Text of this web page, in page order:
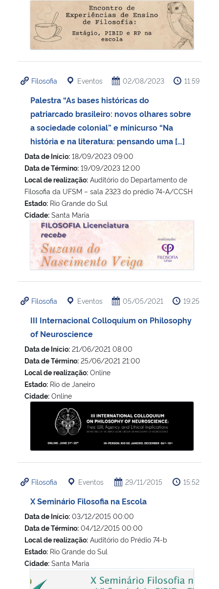
Gabinete de Segurança Institucional
Advocacia-Geral da União
Planalto
Encontro de Experiências de Ensino de Filosofia: Estágio,
Filosofia Eventos 02/08/2023 11:59
Palestra “As bases históricas do
patriarcado brasileiro: novos olhares sobre
a sociedade colonial” e minicurso “Na
história e na literatura: pensando uma […]
Data de Início: 18/09/2023 09:00
Data de Término: 19/09/2023 12:00
Local de realização: Auditório do Departamento de
Filosofia da UFSM – sala 2323 do prédio 74-A/CCSH
Estado: Rio Grande do Sul
Cidade: Santa Maria
Palestra “As bases históricas do patriarcado brasileiro:
Filosofia Eventos 05/05/2021 19:25
III Internacional Colloquium on Philosophy
of Neuroscience
Data de Início: 21/06/2021 08:00
Data de Término: 25/06/2021 21:00
Local de realização: Online
Estado: Rio de Janeiro
Cidade: Online
III Internacional Colloquium on Philosophy of Neuroscience
Filosofia Eventos 29/11/2015 15:52
X Seminário Filosofia na Escola
Data de Início: 03/12/2015 00:00
Data de Término: 04/12/2015 00:00
Local de realização: Auditório do Prédio 74-b
Estado: Rio Grande do Sul
Cidade: Santa Maria